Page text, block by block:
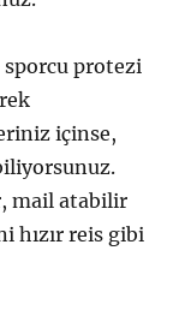
sporcu protezi
içinse,
mail atabilir
hızır reis gibi